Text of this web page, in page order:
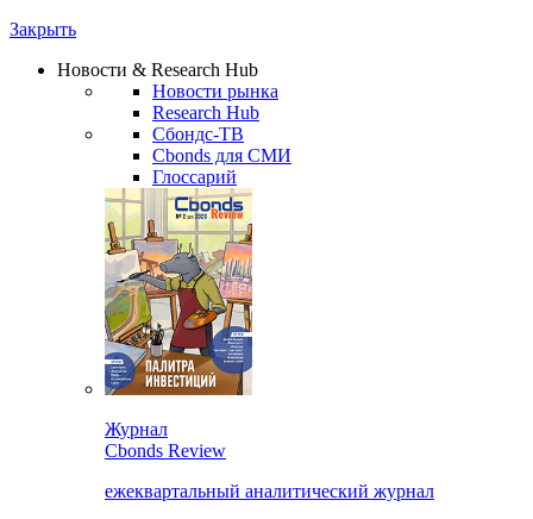
Закрыть
Новости & Research Hub
Новости рынка
Research Hub
Сбондс-ТВ
Cbonds для СМИ
Глоссарий
Журнал
Cbonds Review
ежеквартальный аналитический журнал